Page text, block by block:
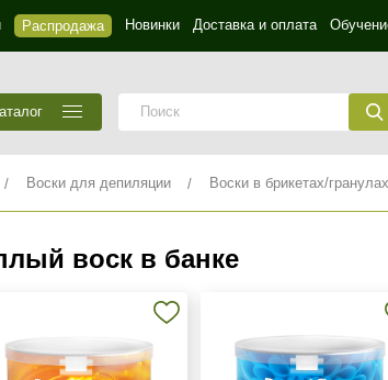
Распродажа Новинки Доставка и оплата
Воски для депиляции Воски в брикетах/
воск в банке